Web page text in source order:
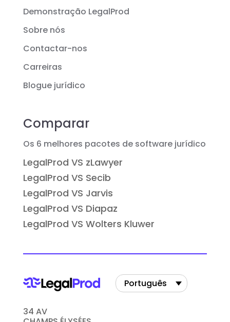
Demonstração LegalProd
Sobre nós
Contactar-nos
Carreiras
Blogue jurídico
Comparar
Os 6 melhores pacotes de software jurídico
LegalProd VS zLawyer
LegalProd VS Secib
LegalProd VS Jarvis
LegalProd VS Diapaz
LegalProd VS Wolters Kluwer
34 AV
Português